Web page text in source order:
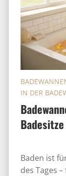
IN DER
Baden ist
des Tages